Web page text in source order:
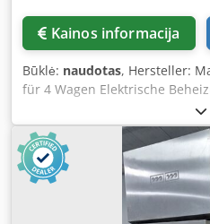
Kainos informacija
Būklė: naudotas, Hersteller:
für 4 Wagen Elektrische
Umluft Pneumatisch
Rauchklappe Reinigung:
Uspfx Afusr
Räuchermaterial: Holzspäne
Aufstellmaße der Maschine in
Höhe: 270 Wagenmaße in cm: